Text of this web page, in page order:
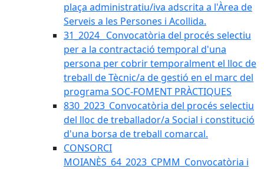
plaça administratiu/iva adscrita a l'Àrea de
Serveis a les Persones i Acollida.
31_2024_ Convocatòria del procés selectiu
per a la contractació temporal d'una
persona per cobrir temporalment el lloc de
treball de Tècnic/a de gestió en el marc del
programa SOC-FOMENT PRÀCTIQUES
830_2023_Convocatòria del procés selectiu
del lloc de treballador/a Social i constitució
d'una borsa de treball comarcal.
CONSORCI
MOIANÈS_64_2023_CPMM_Convocatòria i